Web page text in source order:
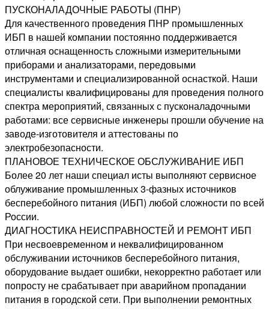
ПУСКОНАЛАДОЧНЫЕ РАБОТЫ (ПНР)
Для качественного проведения ПНР промышленных
ИБП в нашей компании постоянно поддерживается
отличная оснащенность сложными измерительными
приборами и анализаторами, передовыми
инструментами и специализированной оснасткой. Наши
специалисты квалифицированы для проведения полного
спектра мероприятий, связанных с пусконаладочными
работами: все сервисные инженеры прошли обучение на
заводе-изготовителя и аттестованы по
электробезопасности.
ПЛАНОВОЕ ТЕХНИЧЕСКОЕ ОБСЛУЖИВАНИЕ ИБП
Более 20 лет наши специал исты выполняют сервисное
облуживание промышленных 3-фазных источников
бесперебойного питания (ИБП) любой сложности по всей
России.
ДИАГНОСТИКА НЕИСПРАВНОСТЕЙ И РЕМОНТ ИБП
При несвоевременном и неквалифицированном
обслуживании источников бесперебойного питания,
оборудование выдает ошибки, некорректно работает или
попросту не срабатывает при аварийном пропадании
питания в городской сети. При выполнении ремонтных